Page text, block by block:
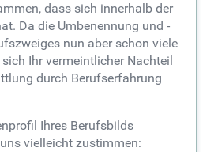
dass sich innerhalb der
Da die Umbenennung und -
nun aber schon viele
Ihr vermeintlicher Nachteil
durch Berufserfahrung
Ihres Berufsbilds
vielleicht zustimmen: